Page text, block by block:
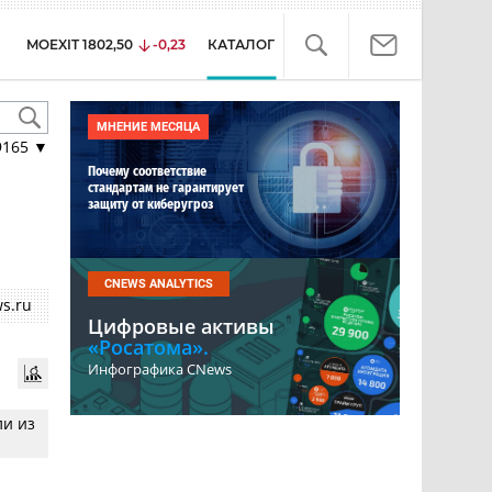
MOEXIT 1802,50 -0,23 КАТАЛОГ
▼
из
МНЕНИЕ МЕСЯЦА
Почему соответствие
стандартам не гарантирует
защиту от киберугроз
CNEWS ANALYTICS
Цифровые активы
«Росатома».
Инфографика CNews